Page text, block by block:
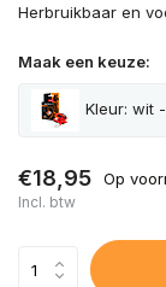
Herbruikbaar en
Maak een keuze:
Kleur: wit
€18,95 Op
Incl. btw